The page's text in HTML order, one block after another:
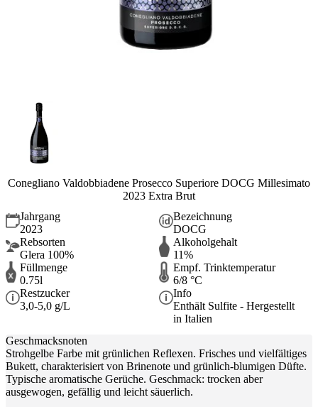
Conegliano Valdobbiadene Prosecco Superiore DOCG Millesimato
2023 Extra Brut
Jahrgang
2023
Bezeichnung
DOCG
Rebsorten
Glera 100%
Alkoholgehalt
11%
Füllmenge
0.75l
Empf. Trinktemperatur
6/8 °C
Restzucker
3,0-5,0 g/L
Info
Enthält Sulfite - Hergestellt
in Italien
Geschmacksnoten
Strohgelbe Farbe mit grünlichen Reflexen. Frisches und vielfältiges
Bukett, charakterisiert von Brinenote und grünlich-blumigen Düfte.
Typische aromatische Gerüche. Geschmack: trocken aber
ausgewogen, gefällig und leicht säuerlich.